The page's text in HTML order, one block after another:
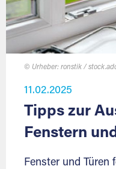
© Urheber: ronstik /
11.02.2025
Tipps zur
Fenstern
Fenster und Türen